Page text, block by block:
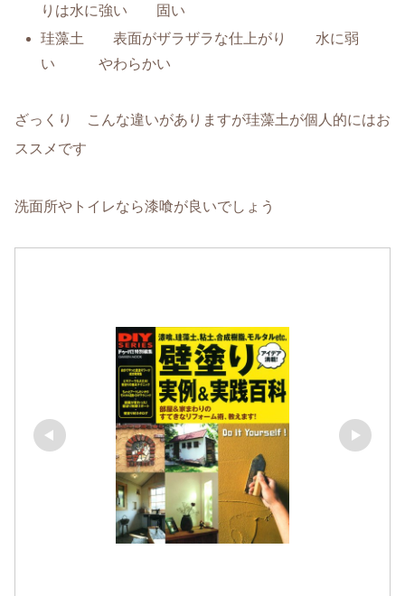
りは水に強い 固い
珪藻土 表面がザラザラな仕上がり 水に弱
い やわらかい
ざっくり こんな違いがありますが珪藻土が個人的にはお
ススメです
洗面所やトイレなら漆喰が良いでしょう